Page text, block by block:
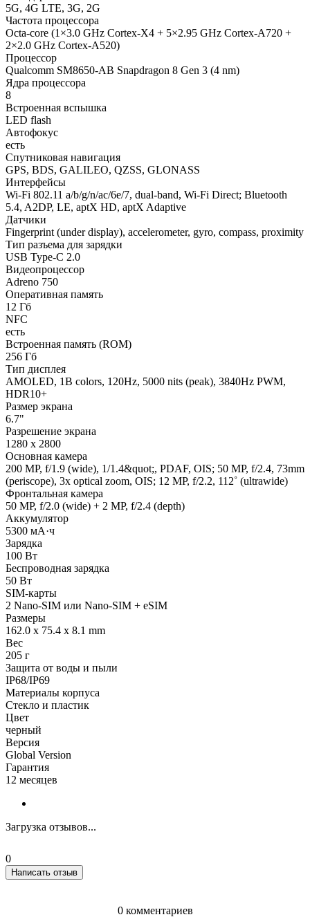
5G, 4G LTE, 3G, 2G
Частота процессора
Octa-core (1×3.0 GHz Cortex-X4 + 5×2.95 GHz Cortex-A720 +
2×2.0 GHz Cortex-A520)
Процессор
Qualcomm SM8650-AB Snapdragon 8 Gen 3 (4 nm)
Ядра процессора
8
Встроенная вспышка
LED flash
Автофокус
есть
Спутниковая навигация
GPS, BDS, GALILEO, QZSS, GLONASS
Интерфейсы
Wi-Fi 802.11 a/b/g/n/ac/6e/7, dual-band, Wi-Fi Direct; Bluetooth
5.4, A2DP, LE, aptX HD, aptX Adaptive
Датчики
Fingerprint (under display), accelerometer, gyro, compass, proximity
Тип разъема для зарядки
USB Type-C 2.0
Видеопроцессор
Adreno 750
Оперативная память
12 Гб
NFC
есть
Встроенная память (ROM)
256 Гб
Тип дисплея
AMOLED, 1B colors, 120Hz, 5000 nits (peak), 3840Hz PWM,
HDR10+
Размер экрана
6.7"
Разрешение экрана
1280 x 2800
Основная камера
200 MP, f/1.9 (wide), 1/1.4&quot;, PDAF, OIS; 50 MP, f/2.4, 73mm
(periscope), 3x optical zoom, OIS; 12 MP, f/2.2, 112˚ (ultrawide)
Фронтальная камера
50 MP, f/2.0 (wide) + 2 MP, f/2.4 (depth)
Аккумулятор
5300 мА·ч
Зарядка
100 Вт
Беспроводная зарядка
50 Вт
SIM-карты
2 Nano-SIM или Nano-SIM + eSIM
Размеры
162.0 x 75.4 x 8.1 mm
Вес
205 г
Защита от воды и пыли
IP68/IP69
Материалы корпуса
Стекло и пластик
Цвет
черный
Версия
Global Version
Гарантия
12 месяцев
Загрузка отзывов...
0
Написать отзыв
0 комментариев